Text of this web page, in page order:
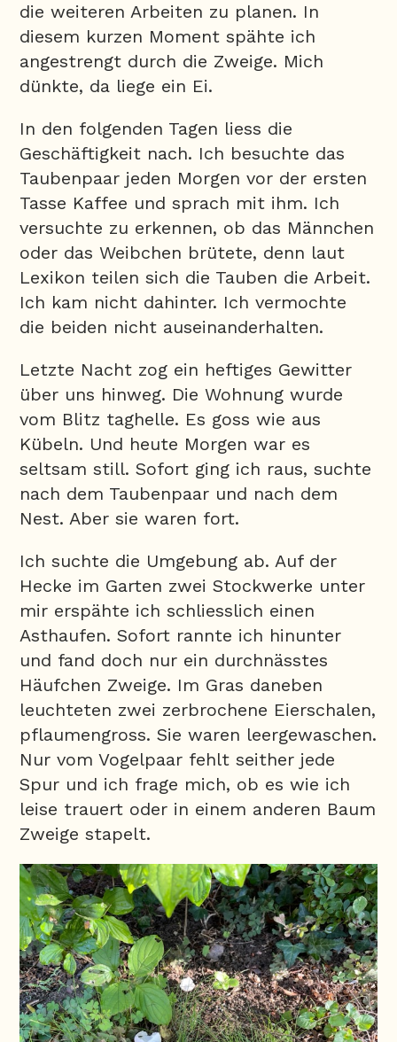
die weiteren Arbeiten zu planen. In
diesem kurzen Moment spähte ich
angestrengt durch die Zweige. Mich
dünkte, da liege ein Ei.
In den folgenden Tagen liess die
Geschäftigkeit nach. Ich besuchte das
Taubenpaar jeden Morgen vor der ersten
Tasse Kaffee und sprach mit ihm. Ich
versuchte zu erkennen, ob das Männchen
oder das Weibchen brütete, denn laut
Lexikon teilen sich die Tauben die Arbeit.
Ich kam nicht dahinter. Ich vermochte
die beiden nicht auseinanderhalten.
Letzte Nacht zog ein heftiges Gewitter
über uns hinweg. Die Wohnung wurde
vom Blitz taghelle. Es goss wie aus
Kübeln. Und heute Morgen war es
seltsam still. Sofort ging ich raus, suchte
nach dem Taubenpaar und nach dem
Nest. Aber sie waren fort.
Ich suchte die Umgebung ab. Auf der
Hecke im Garten zwei Stockwerke unter
mir erspähte ich schliesslich einen
Asthaufen. Sofort rannte ich hinunter
und fand doch nur ein durchnässtes
Häufchen Zweige. Im Gras daneben
leuchteten zwei zerbrochene Eierschalen,
pflaumengross. Sie waren leergewaschen.
Nur vom Vogelpaar fehlt seither jede
Spur und ich frage mich, ob es wie ich
leise trauert oder in einem anderen Baum
Zweige stapelt.